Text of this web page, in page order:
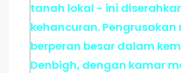
tanah lokal - ini
kehancuran. Pengrusakan
berperan besar dalam
Denbigh, dengan kamar